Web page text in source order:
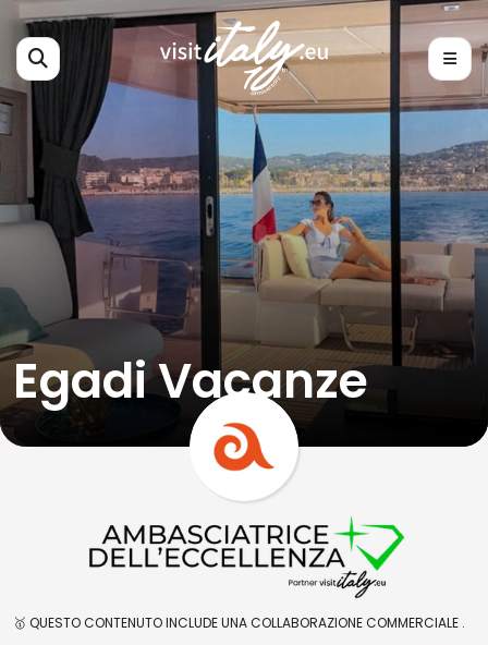
Egadi Vacanze
🥇 QUESTO CONTENUTO INCLUDE UNA COLLABORAZIONE COMMERCIALE .